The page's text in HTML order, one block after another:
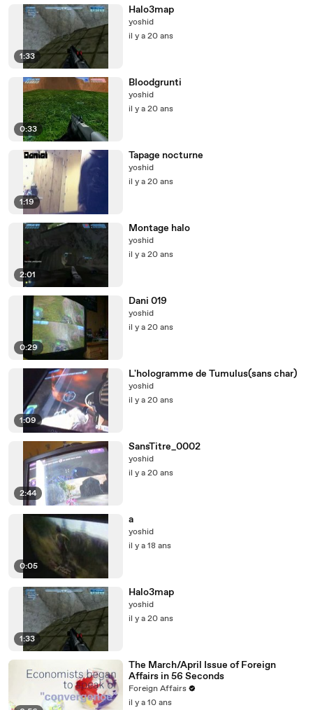
1:33
Halo3map
yoshid
il y a 20 ans
0:33
Bloodgrunti
yoshid
il y a 20 ans
1:19
Tapage nocturne
yoshid
il y a 20 ans
2:01
Montage halo
yoshid
il y a 20 ans
0:29
Dani 019
yoshid
il y a 20 ans
1:09
L'hologramme de Tumulus(sans char)
yoshid
il y a 20 ans
2:44
SansTitre_0002
yoshid
il y a 20 ans
0:05
a
yoshid
il y a 18 ans
1:33
Halo3map
yoshid
il y a 20 ans
The March/April Issue of Foreign
Affairs in 56 Seconds
Foreign Affairs
il y a 10 ans